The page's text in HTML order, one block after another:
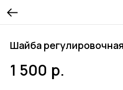
Шайба
1 500 р.